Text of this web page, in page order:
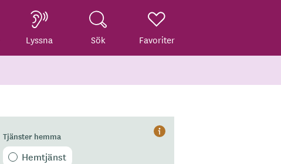
Lyssna Sök Favoriter
Hjälp
Tjänster hemma
Hemtjänst